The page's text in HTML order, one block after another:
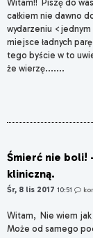
Witam!! Piszę do
całkiem nie dawno
wydarzeniu
miejsce ładnych
tego byście w to
że wierzę.......
Śmierć nie boli!
kliniczną.
Śr, 8 lis 2017 10:51
Witam, Nie wiem
Może od samego